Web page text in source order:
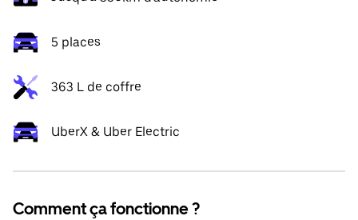
5 places
363 L de coffre
UberX & Uber Electric
Comment ça fonctionne ?